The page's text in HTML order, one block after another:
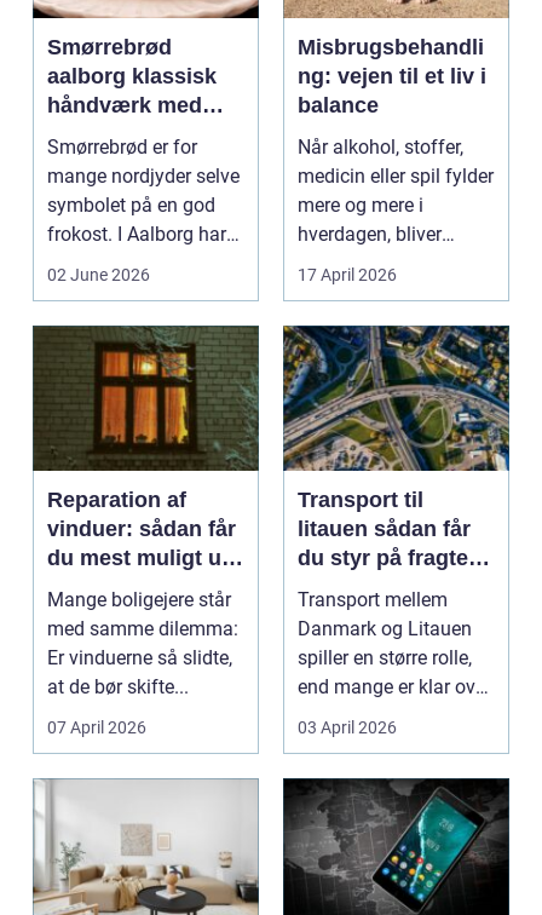
Smørrebrød
aalborg klassisk
håndværk med
moderne twist
Smørrebrød er for
mange nordjyder selve
symbolet på en god
frokost. I Aalborg har
den klassiske spis...
02 June 2026
Misbrugsbehandli
ng: vejen til et liv i
balance
Når alkohol, stoffer,
medicin eller spil fylder
mere og mere i
hverdagen, bliver
grænsen...
17 April 2026
Reparation af
vinduer: sådan får
du mest muligt ud
af dine gamle
vinduer
Mange boligejere står
med samme dilemma:
Er vinduerne så slidte,
at de bør skifte...
07 April 2026
Transport til
litauen sådan får
du styr på fragten
til baltikum
Transport mellem
Danmark og Litauen
spiller en større rolle,
end mange er klar over.
Litauen er et n...
03 April 2026